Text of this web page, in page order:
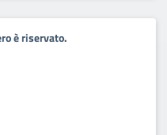
è riservato.